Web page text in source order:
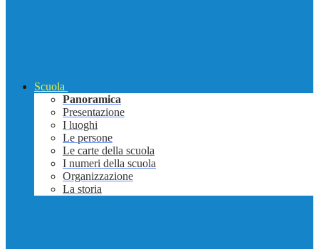
Scuola
Panoramica
Presentazione
I luoghi
Le persone
Le carte della scuola
I numeri della scuola
Organizzazione
La storia